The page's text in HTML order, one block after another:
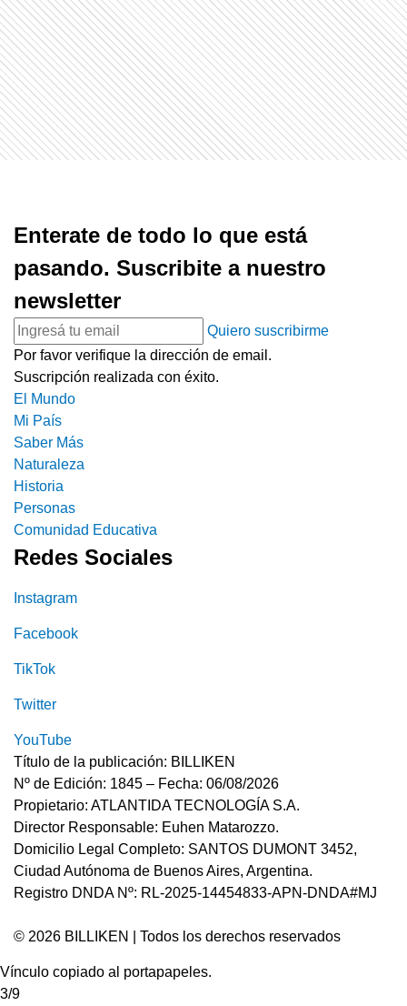
Enterate de todo lo que está
pasando. Suscribite a nuestro
newsletter
Quiero suscribirme
Por favor verifique la dirección de email.
Suscripción realizada con éxito.
El Mundo
Mi País
Saber Más
Naturaleza
Historia
Personas
Comunidad Educativa
Redes Sociales
Instagram
Facebook
TikTok
Twitter
YouTube
Título de la publicación: BILLIKEN
Nº de Edición: 1845 – Fecha: 06/08/2026
Propietario: ATLANTIDA TECNOLOGÍA S.A.
Director Responsable: Euhen Matarozzo.
Domicilio Legal Completo: SANTOS DUMONT 3452,
Ciudad Autónoma de Buenos Aires, Argentina.
Registro DNDA Nº: RL-2025-14454833-APN-DNDA#MJ
© 2026 BILLIKEN | Todos los derechos reservados
Vínculo copiado al portapapeles.
3/9